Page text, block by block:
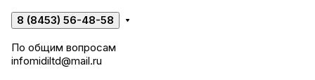
8 (8453) 56-48-58
По общим вопросам
infomidiltd@mail.ru